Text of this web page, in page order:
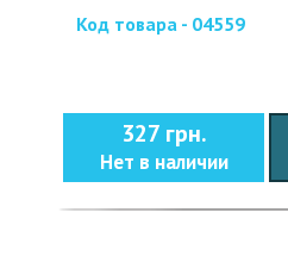
Код товара - 04559
327 грн.
Нет в наличии